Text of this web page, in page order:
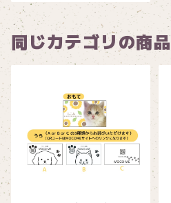
同じカテゴリの商品